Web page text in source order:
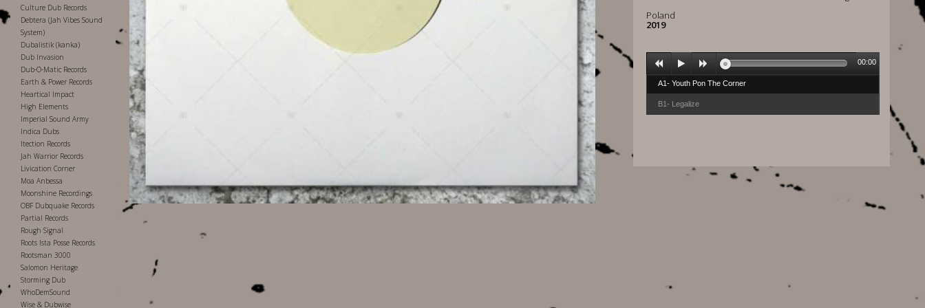
Culture Dub Records
Debtera (Jah Vibes Sound
System)
Dubalistik (kanka)
Dub Invasion
Dub-O-Matic Records
Earth & Power Records
Heartical Impact
High Elements
Imperial Sound Army
Indica Dubs
Itection Records
Jah Warrior Records
Livication Corner
Moa Anbessa
Moonshine Recordings
OBF Dubquake Records
Partial Records
Rough Signal
Roots Ista Posse Records
Rootsman 3000
Salomon Heritage
Storming Dub
WhoDemSound
Wise & Dubwise
Poland
2019
A1- Youth Pon The Corner
B1- Legalize
00:00